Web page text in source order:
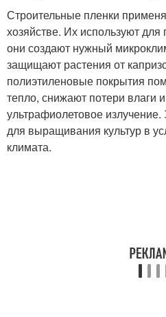
Строительные пленки
хозяйстве. Их используют для
они создают нужный
защищают растения от
полиэтиленовые покрытия
тепло, снижают потери влаги
ультрафиолетовое излучение.
для выращивания культур в
климата.